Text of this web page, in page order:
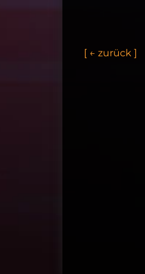
[ ← zurück ]